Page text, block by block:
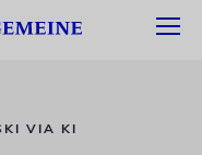
VIA KI